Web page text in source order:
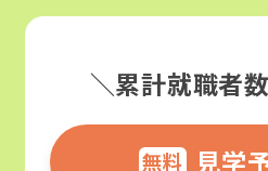
＼累計就職者数
無料 見学